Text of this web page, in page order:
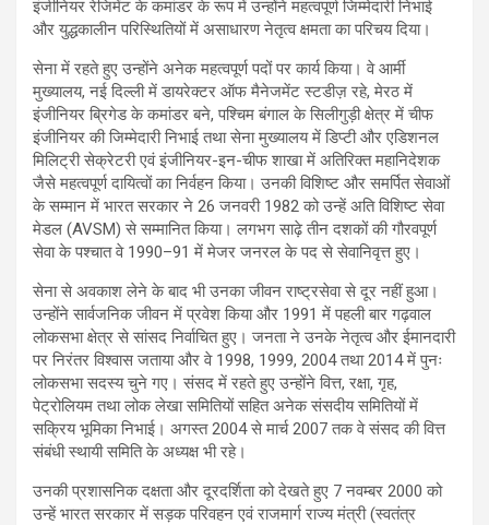
इंजीनियर रेजिमेंट के कमांडर के रूप में उन्होंने महत्वपूर्ण जिम्मेदारी निभाई
और युद्धकालीन परिस्थितियों में असाधारण नेतृत्व क्षमता का परिचय दिया।
सेना में रहते हुए उन्होंने अनेक महत्वपूर्ण पदों पर कार्य किया। वे आर्मी
मुख्यालय, नई दिल्ली में डायरेक्टर ऑफ मैनेजमेंट स्टडीज़ रहे, मेरठ में
इंजीनियर ब्रिगेड के कमांडर बने, पश्चिम बंगाल के सिलीगुड़ी क्षेत्र में चीफ
इंजीनियर की जिम्मेदारी निभाई तथा सेना मुख्यालय में डिप्टी और एडिशनल
मिलिट्री सेक्रेटरी एवं इंजीनियर-इन-चीफ शाखा में अतिरिक्त महानिदेशक
जैसे महत्वपूर्ण दायित्वों का निर्वहन किया। उनकी विशिष्ट और समर्पित सेवाओं
के सम्मान में भारत सरकार ने 26 जनवरी 1982 को उन्हें अति विशिष्ट सेवा
मेडल (AVSM) से सम्मानित किया। लगभग साढ़े तीन दशकों की गौरवपूर्ण
सेवा के पश्चात वे 1990–91 में मेजर जनरल के पद से सेवानिवृत्त हुए।
सेना से अवकाश लेने के बाद भी उनका जीवन राष्ट्रसेवा से दूर नहीं हुआ।
उन्होंने सार्वजनिक जीवन में प्रवेश किया और 1991 में पहली बार गढ़वाल
लोकसभा क्षेत्र से सांसद निर्वाचित हुए। जनता ने उनके नेतृत्व और ईमानदारी
पर निरंतर विश्वास जताया और वे 1998, 1999, 2004 तथा 2014 में पुनः
लोकसभा सदस्य चुने गए। संसद में रहते हुए उन्होंने वित्त, रक्षा, गृह,
पेट्रोलियम तथा लोक लेखा समितियों सहित अनेक संसदीय समितियों में
सक्रिय भूमिका निभाई। अगस्त 2004 से मार्च 2007 तक वे संसद की वित्त
संबंधी स्थायी समिति के अध्यक्ष भी रहे।
उनकी प्रशासनिक दक्षता और दूरदर्शिता को देखते हुए 7 नवम्बर 2000 को
उन्हें भारत सरकार में सड़क परिवहन एवं राजमार्ग राज्य मंत्री (स्वतंत्र